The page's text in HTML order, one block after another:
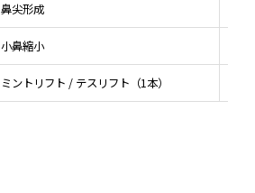
鼻尖形成
小鼻縮小
ミントリフト / テスリフト（1本）